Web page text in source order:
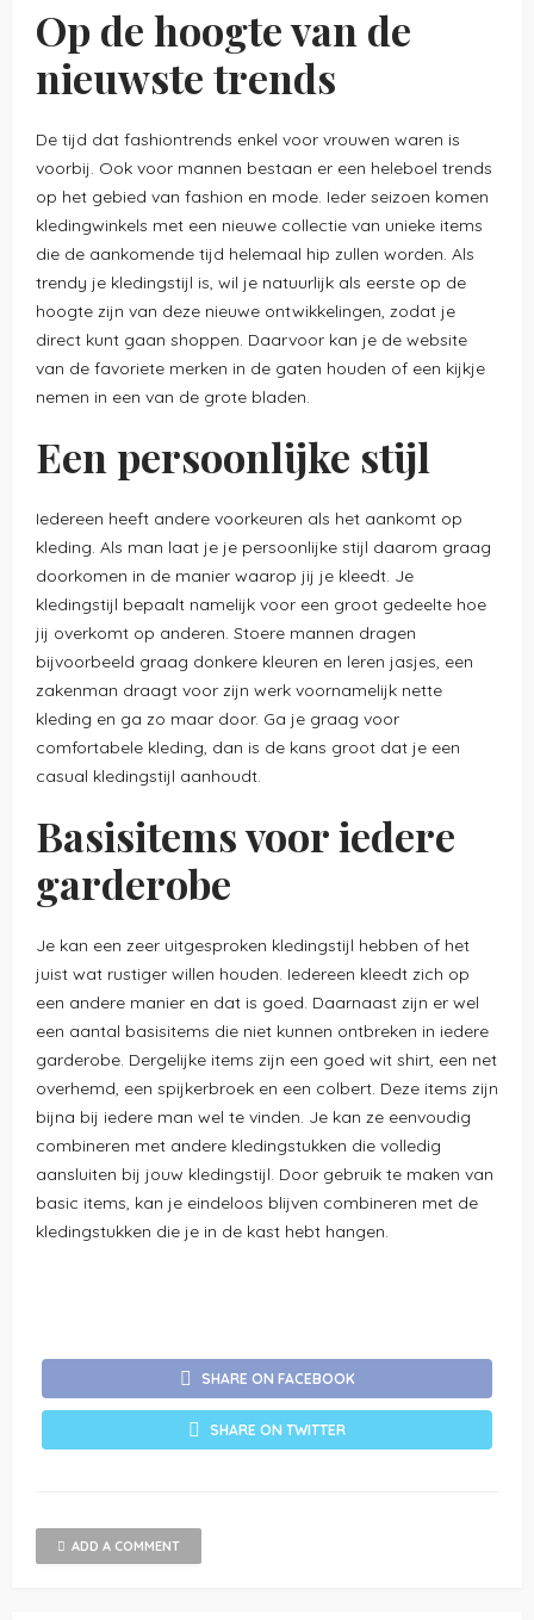
Op de hoogte van de
nieuwste trends
De tijd dat fashiontrends enkel voor vrouwen waren is
voorbij. Ook voor mannen bestaan er een heleboel trends
op het gebied van fashion en mode. Ieder seizoen komen
kledingwinkels met een nieuwe collectie van unieke items
die de aankomende tijd helemaal hip zullen worden. Als
trendy je kledingstijl is, wil je natuurlijk als eerste op de
hoogte zijn van deze nieuwe ontwikkelingen, zodat je
direct kunt gaan shoppen. Daarvoor kan je de website
van de favoriete merken in de gaten houden of een kijkje
nemen in een van de grote bladen.
Een persoonlijke stijl
Iedereen heeft andere voorkeuren als het aankomt op
kleding. Als man laat je je persoonlijke stijl daarom graag
doorkomen in de manier waarop jij je kleedt. Je
kledingstijl bepaalt namelijk voor een groot gedeelte hoe
jij overkomt op anderen. Stoere mannen dragen
bijvoorbeeld graag donkere kleuren en leren jasjes, een
zakenman draagt voor zijn werk voornamelijk nette
kleding en ga zo maar door. Ga je graag voor
comfortabele kleding, dan is de kans groot dat je een
casual kledingstijl aanhoudt.
Basisitems voor iedere
garderobe
Je kan een zeer uitgesproken kledingstijl hebben of het
juist wat rustiger willen houden. Iedereen kleedt zich op
een andere manier en dat is goed. Daarnaast zijn er wel
een aantal basisitems die niet kunnen ontbreken in iedere
garderobe. Dergelijke items zijn een goed wit shirt, een net
overhemd, een spijkerbroek en een colbert. Deze items zijn
bijna bij iedere man wel te vinden. Je kan ze eenvoudig
combineren met andere kledingstukken die volledig
aansluiten bij jouw kledingstijl. Door gebruik te maken van
basic items, kan je eindeloos blijven combineren met de
kledingstukken die je in de kast hebt hangen.
SHARE ON FACEBOOK
SHARE ON TWITTER
ADD A COMMENT